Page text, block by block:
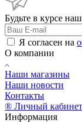
Будьте в курсе
Я согласен на
О компании
Наши магазины
Наши новости
Контакты
® Личный кабинет
Информация